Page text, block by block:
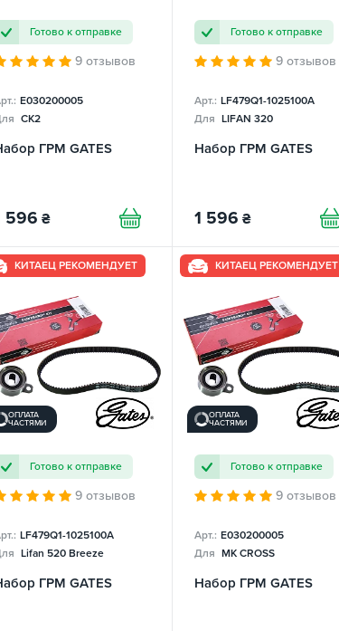
Готово к отправке
9 отзывов
E030200005
CK2
ГРМ GATES
596 ₴
Готово к отправке
9 отзывов
Арт.: LF479Q1-1025100A
Для LIFAN 320
Набор ГРМ GATES
1 596 ₴
КИТАЕЦ РЕКОМЕНДУЕТ
ОПЛАТА
ЧАСТЯМИ
Готово к отправке
9 отзывов
LF479Q1-1025100A
Lifan 520 Breeze
ГРМ GATES
КИТАЕЦ РЕКОМЕНДУЕТ
ОПЛАТА
ЧАСТЯМИ
Готово к отправке
9 отзывов
Арт.: E030200005
Для MK CROSS
Набор ГРМ GATES